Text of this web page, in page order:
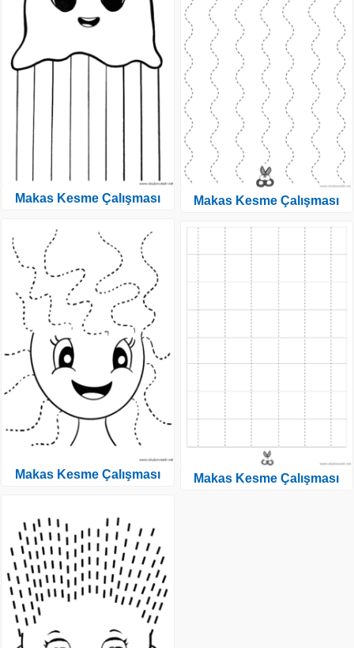
Makas Kesme Çalışması
Makas Kesme Çalışması
Makas Kesme Çalışması
Makas Kesme Çalışması